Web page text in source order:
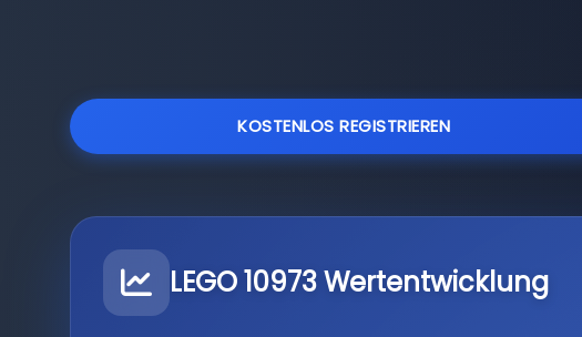
KOSTENLOS REGISTRIEREN
LEGO 10973 Wertentwicklung